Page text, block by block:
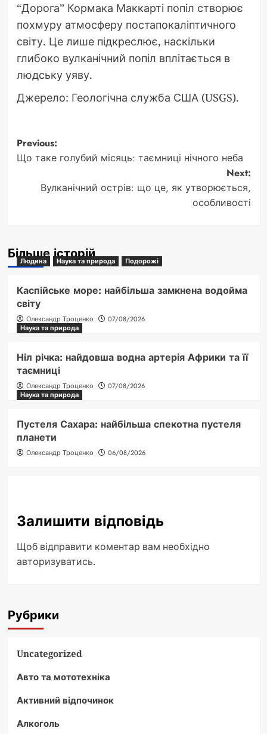
“Дорога” Кормака Маккарті попіл створює
похмуру атмосферу постапокаліптичного
світу. Це лише підкреслює, наскільки
глибоко вулканічний попіл вплітається в
людську уяву.
Джерело: Геологічна служба США (USGS).
Post
navigation
Previous:
Що таке голубий місяць: таємниці нічного неба
Next:
Вулканічний острів: що це, як утворюється,
особливості
Більше історій
Людина Наука та природа Подорожі
Каспійське море: найбільша замкнена водойма
світу
Олександр Троценко
07/08/2026
Наука та природа
Ніл річка: найдовша водна артерія Африки та її
таємниці
Олександр Троценко
07/08/2026
Наука та природа
Пустеля Сахара: найбільша спекотна пустеля
планети
Олександр Троценко 06/08/2026
Залишити відповідь
Щоб відправити коментар вам необхідно
авторизуватись.
Рубрики
Uncategorized
Авто та мототехніка
Активний відпочинок
Алкоголь